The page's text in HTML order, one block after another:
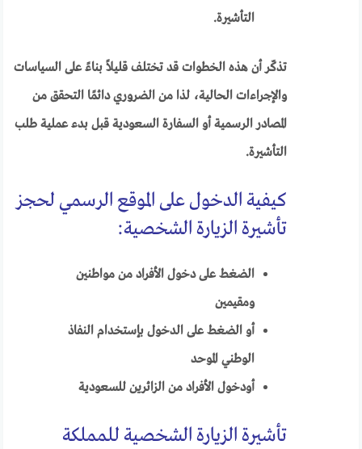
التأشيرة.
تذكّر أن هذه الخطوات قد تختلف قليلاً بناءً على السياسات
والإجراءات الحالية، لذا من الضروري دائمًا التحقق من
المصادر الرسمية أو السفارة السعودية قبل بدء عملية طلب
التأشيرة.
كيفية الدخول على الموقع الرسمي لحجز
تأشيرة الزيارة الشخصية:
الضغط على دخول الأفراد من مواطنين
ومقيمين
أو الضغط على الدخول بإستخدام النفاذ
الوطني الموحد
أودخول الأفراد من الزائرين للسعودية
تأشيرة الزيارة الشخصية للمملكة